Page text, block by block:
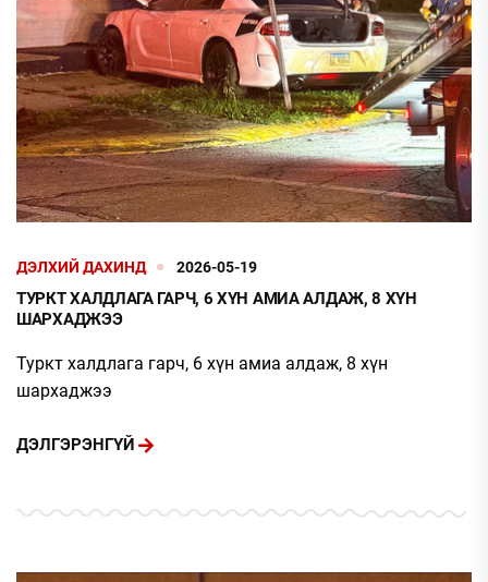
ДЭЛХИЙ ДАХИНД 2026-05-19
ТУРКТ ХАЛДЛАГА ГАРЧ, 6 ХҮН АМИА АЛДАЖ, 8 ХҮН
ШАРХАДЖЭЭ
Туркт халдлага гарч, 6 хүн амиа алдаж, 8 хүн
шархаджээ
ДЭЛГЭРЭНГҮЙ